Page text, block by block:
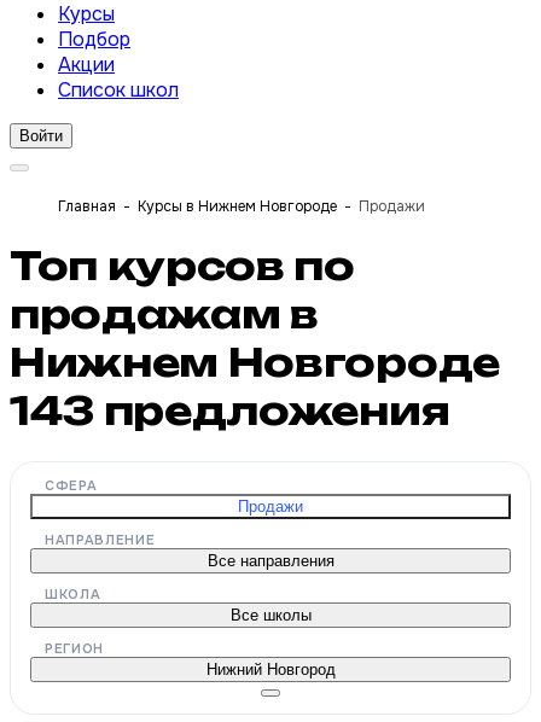
Курсы
Подбор
Акции
Список школ
Войти
Главная Курсы в Нижнем Новгороде Продажи
Топ курсов по
продажам в
Нижнем Новгороде
143 предложения
СФЕРА
Продажи
НАПРАВЛЕНИЕ
Все направления
ШКОЛА
Все школы
РЕГИОН
Нижний Новгород